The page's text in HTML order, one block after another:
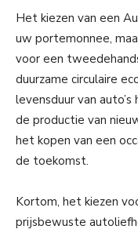
Het kiezen van een
uw portemonnee,
voor een
duurzame circulaire
levensduur van
de productie van
het kopen van een
de toekomst.
Kortom, het kiezen
prijsbewuste